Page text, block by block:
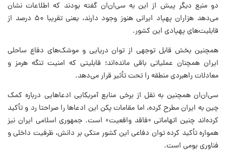
دو منبع دیگر پیش از این به سی‌ان‌ان گفته بودند که اطلاعات نشان
می‌دهد هزاران پهپاد ایرانی هنوز وجود دارند، یعنی تقریبا ۵۰ درصد از
قابلیت‌های پهپادی این کشور.
همچنین بخش قابل توجهی از توان دریایی و موشک‌های دفاع ساحلی
ایران همچنان عملیاتی باقی مانده‌اند؛ قابلیتی که امنیت تنگه هرمز و
معادلات راهبردی منطقه را تحت تأثیر قرار می‌دهد.
سی‌ان‌ان همچنین به نقل از برخی منابع آمریکایی ادعاهایی درباره کمک
چین به ایران مطرح کرده، اما مقامات پکن این ادعاها را صراحتا رد و تأکید
کرده‌اند چنین اتهاماتی «فاقد واقعیت» است. جمهوری اسلامی ایران نیز
همواره تأکید کرده توان دفاعی این کشور متکی بر دانش، ظرفیت داخلی و
فناوری بومی است.